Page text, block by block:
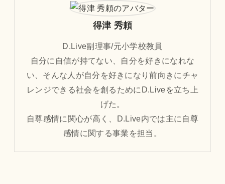
得津 秀頼
D.Live副理事/元小学校教員
自分に自信が持てない、自分を好きになれな
い、そんな人が自分を好きになり前向きにチャ
レンジできる社会を創るためにD.Liveを立ち上
げた。
自尊感情に関心が高く、D.Live内では主に自尊
感情に関する事業を担当。